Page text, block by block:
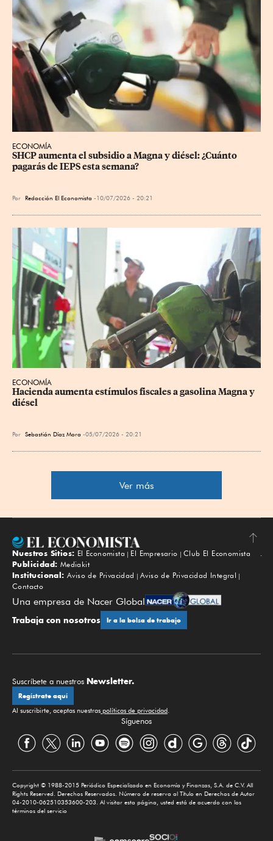
ECONOMÍA
SHCP aumenta el subsidio a Magna y diésel: ¿Cuánto
pagarás de IEPS esta semana?
Por Redacción El Economista 10/07/2026 - 20:21
ECONOMÍA
Hacienda aumenta estímulos fiscales a gasolina Magna y
diésel
Por Sebastián Díaz Mora 05/07/2026 - 20:21
Ver más
Subir
Nuestros Sitios: El Economista El Empresario
Club El Economista
Publicidad: Mediakit
Institucional: Aviso de Privacidad
Aviso de Privacidad Integral
Contacto
Una empresa de Nacer Global
Trabaja con nosotros Ir a la bolsa de trabajo
Suscríbete a nuestros Newsletter.
Regístrate aquí
Al suscribirte, aceptas nuestras políticas de privacidad.
Síguenos
Copyright © 1988-2015 Periódico Especializado en Economía y Finanzas, S.A. de C.V. All
Rights Reserved. Derechos Reservados. Número de reserva al Título en Derechos de Autor
04-2010-062510353600-203. Al visitar esta página, usted está de acuerdo con los
términos del servicio